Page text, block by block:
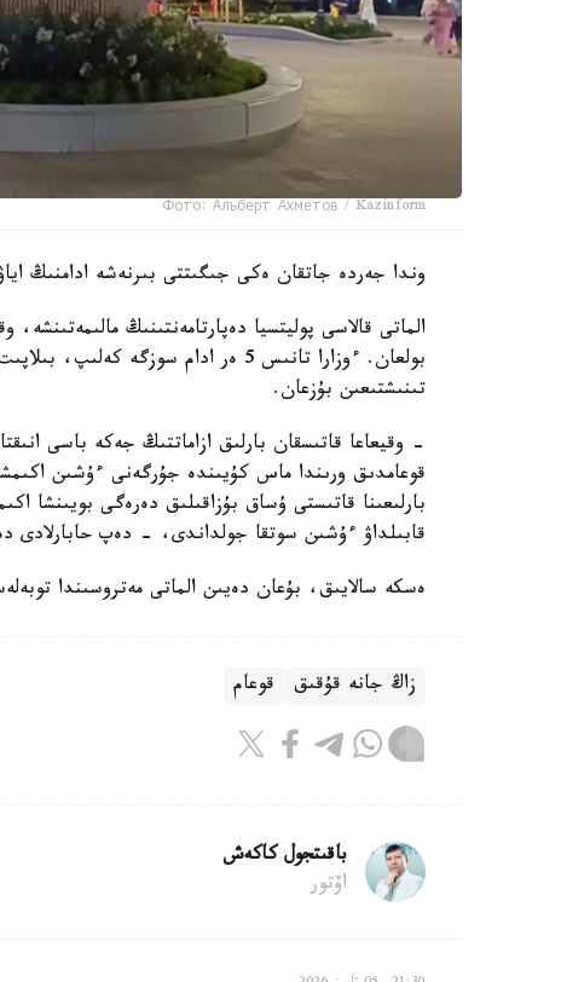
Фото: Альберт Ахметов / Kazinform
وندا جەردە جاتقان ەكى جىگىتتى بىرنەشە ادامنىڭ
بولعان. ءوزارا تانىس 5 ەر ادام
تىنىشتىعىن بۇزعان.
- وقيعاعا قاتىسقان بارلىق ازاماتتىڭ جەكە باسى
قوعامدىق ورىندا ماس كۇيىندە جۇرگەنى ءۇشىن
بارلىعىنا قاتىستى ۇساق بۇزاقىلىق دەرەگى بويىنشا
قابىلداۋ ءۇشىن سوتقا جولداندى، - دەپ حابارلادى
ەسكە سالايىق، بۇعان دەيىن الماتى مەتروسىندا
زاڭ جانە قۇقىق قوعام
باقىتجول كاكەش
اۆتور